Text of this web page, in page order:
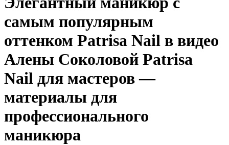
самым популярным
оттенком Patrisa Nail в видео
Алены Соколовой Patrisa
Nail для мастеров —
материалы для
профессионального
маникюра